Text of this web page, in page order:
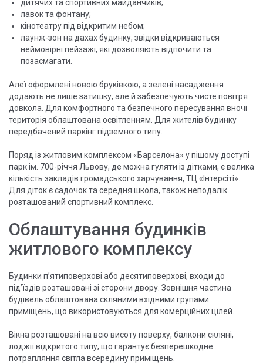
дитячих та спортивних майданчиків;
лавок та фонтану;
кінотеатру під відкритим небом;
лаунж-зон на дахах будинку, звідки відкриваються
неймовірні пейзажі, які дозволяють відпочити та
позасмагати.
Алеї оформлені новою бруківкою, а зелені насадження
додають не лише затишку, але й забезпечують чисте повітря
довкола. Для комфортного та безпечного пересування вночі
територія облаштована освітленням. Для жителів будинку
передбачений паркінг підземного типу.
Поряд із житловим комплексом «Барселона» у пішому доступі
парк ім. 700-річчя Львову, де можна гуляти із дітками, є велика
кількість закладів громадського харчування, ТЦ «Інтерсіті».
Для діток є садочок та середня школа, також неподалік
розташований спортивний комплекс.
Облаштування будинків
житлового комплексу
Будинки п’ятиповерхові або десятиповерхові, входи до
під’їздів розташовані зі сторони двору. Зовнішня частина
будівель облаштована скляними вхідними групами
приміщень, що використовуються для комерційних цілей.
Вікна розташовані на всю висоту поверху, балкони скляні,
лоджії відкритого типу, що гарантує безперешкодне
потрапляння світла всередину приміщень.